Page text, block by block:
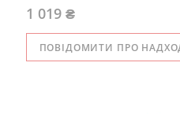
ПОВІДОМИТИ ПРО
1 019 ₴